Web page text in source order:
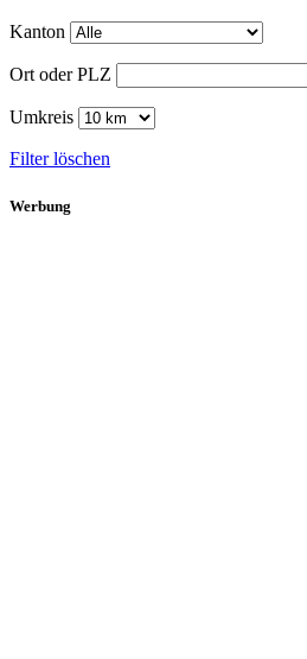
Kanton
Ort oder PLZ
Umkreis
Filter löschen
Werbung